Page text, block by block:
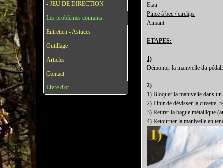
- JEU DE DIRECTION
Les problèmes courants
Entretien - Astuces
Outillage
Articles
Contact
Livre d'or
Etau
Pince à bec / circlips
Aimant
ETAPES:
1)
Démonter la manivelle du
2)
1) Bloquer la manivelle dans
2) Finir de dévisser la cuvette,
3) Retirer la bague métallique
4) Retourner la manivelle en